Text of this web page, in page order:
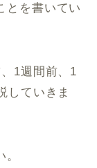
とを書いてい
1週間前、1
していきま